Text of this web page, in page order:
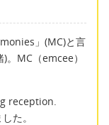
」(MC)と言
MC（emcee）
reception.
た。